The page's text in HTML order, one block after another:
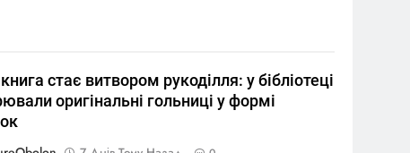
стає витвором рукоділля: у бібліотеці
оригінальні гольниці у формі